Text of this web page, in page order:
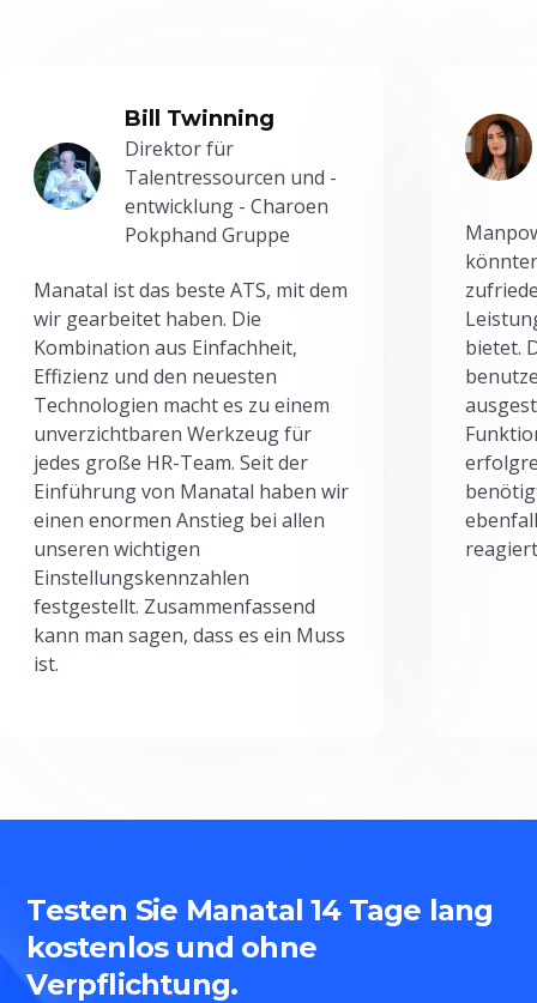
Bill Twinning
Direktor für
Talentressourcen und -
entwicklung - Charoen
Pokphand Gruppe
Manatal ist das beste ATS, mit dem
wir gearbeitet haben. Die
Kombination aus Einfachheit,
Effizienz und den neuesten
Technologien macht es zu einem
unverzichtbaren Werkzeug für
jedes große HR-Team. Seit der
Einführung von Manatal haben wir
einen enormen Anstieg bei allen
unseren wichtigen
Einstellungskennzahlen
festgestellt. Zusammenfassend
kann man sagen, dass es ein Muss
ist.
bietet.
Testen Sie Manatal 14 Tage lang
kostenlos und ohne
Verpflichtung.